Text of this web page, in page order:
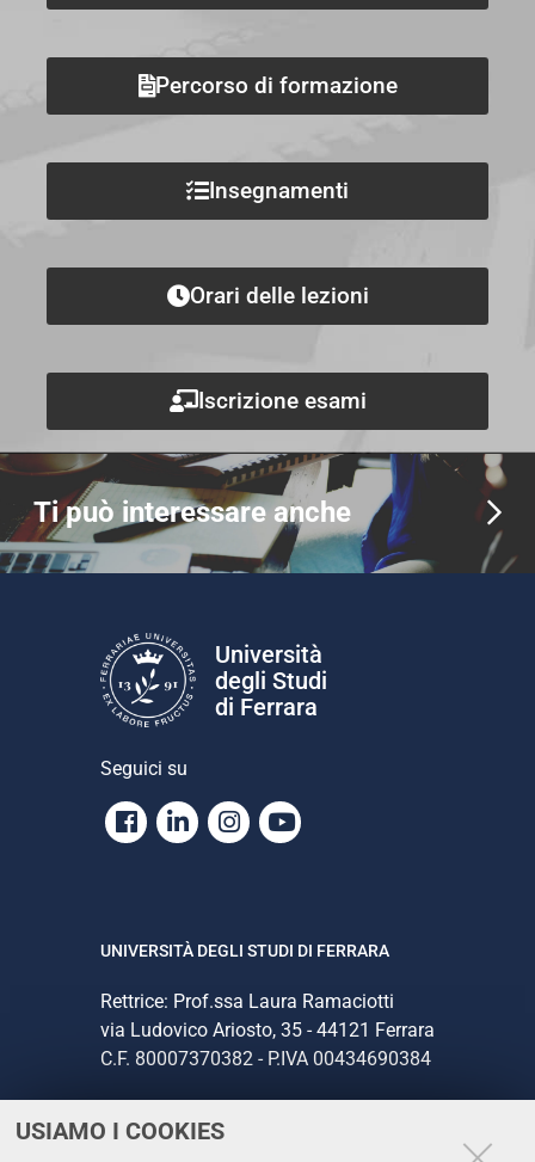
USIAMO I COOKIES
Percorso di formazione
Insegnamenti
Orari delle lezioni
Iscrizione esami
Ti può interessare anche
Università
degli Studi
di Ferrara
Seguici su
Facebook
LinkedinInstagram
Youtube
UNIVERSITÀ DEGLI STUDI DI FERRARA
Rettrice: Prof.ssa Laura Ramaciotti
via Ludovico Ariosto, 35 - 44121 Ferrara
C.F. 80007370382 - P.IVA 00434690384
CONTATTI